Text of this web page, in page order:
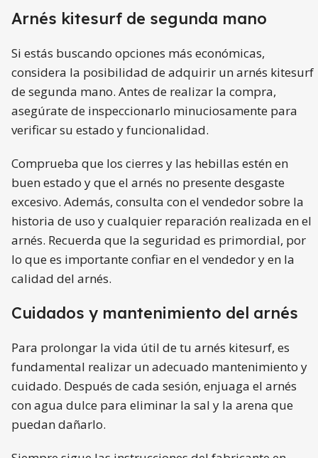
Arnés kitesurf de segunda mano
Si estás buscando opciones más económicas,
considera la posibilidad de adquirir un arnés kitesurf
de segunda mano. Antes de realizar la compra,
asegúrate de inspeccionarlo minuciosamente para
verificar su estado y funcionalidad.
Comprueba que los cierres y las hebillas estén en
buen estado y que el arnés no presente desgaste
excesivo. Además, consulta con el vendedor sobre la
historia de uso y cualquier reparación realizada en el
arnés. Recuerda que la seguridad es primordial, por
lo que es importante confiar en el vendedor y en la
calidad del arnés.
Cuidados y mantenimiento del arnés
Para prolongar la vida útil de tu arnés kitesurf, es
fundamental realizar un adecuado mantenimiento y
cuidado. Después de cada sesión, enjuaga el arnés
con agua dulce para eliminar la sal y la arena que
puedan dañarlo.